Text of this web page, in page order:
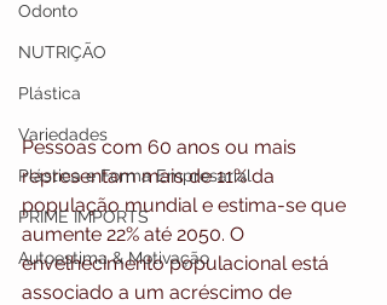
Odonto
NUTRIÇÃO
Plástica
Variedades
Plástica e Forma Empresarial
PRIME IMPORTS
Autoestima & Motivação
Pessoas com 60 anos ou mais
representam mais de 11% da
população mundial e estima-se que
aumente 22% até 2050. O
envelhecimento populacional está
associado a um acréscimo de